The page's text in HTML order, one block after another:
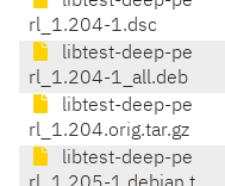
rl_1.204-1.dsc
libtest-deep-pe
rl_1.204-1_all.deb
libtest-deep-pe
rl_1.204.orig.tar.gz
libtest-deep-pe